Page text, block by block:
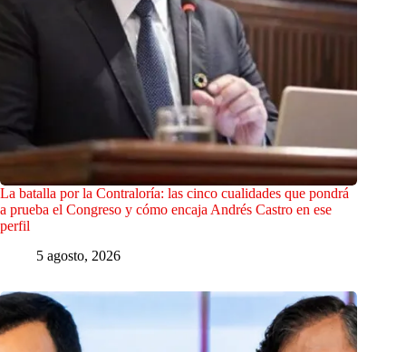
La batalla por la Contraloría: las cinco cualidades que pondrá
a prueba el Congreso y cómo encaja Andrés Castro en ese
perfil
5 agosto, 2026